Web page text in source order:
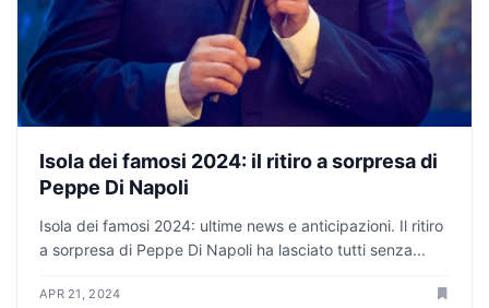
Isola dei famosi 2024: il ritiro a sorpresa di
Peppe Di Napoli
Isola dei famosi 2024: ultime news e anticipazioni. Il ritiro
a sorpresa di Peppe Di Napoli ha lasciato tutti senza...
APR 21, 2024